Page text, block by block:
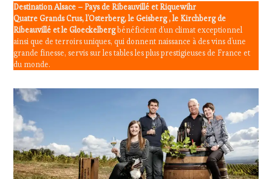
Destination Alsace – Pays de Ribeauvillé et Riquewihr
Quatre Grands Crus, l’Osterberg, le Geisberg , le Kirchberg de
Ribeauvillé et le Gloeckelbergbénéficient d’un climat exceptionnel
ainsi que de terroirs uniques, qui donnent naissance à des vins d’une
grande finesse, servis sur les tables les plus prestigieuses de France et
du monde.